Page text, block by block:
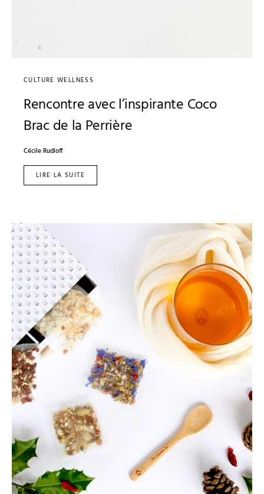
CULTURE WELLNESS
Rencontre avec l’inspirante Coco
Brac de la Perrière
Cécile Rudloff
LIRE LA SUITE